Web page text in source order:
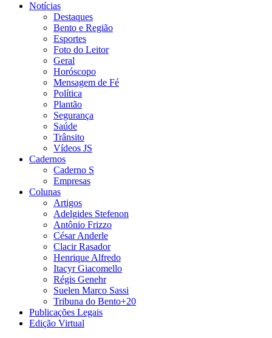
Notícias
Destaques
Bento e Região
Esportes
Foto do Leitor
Geral
Horóscopo
Mensagem de Fé
Política
Plantão
Segurança
Saúde
Trânsito
Vídeos JS
Cadernos
Caderno S
Empresas
Colunas
Artigos
Adelgides Stefenon
Antônio Frizzo
César Anderle
Clacir Rasador
Henrique Alfredo
Itacyr Giacomello
Régis Genehr
Suelen Marco Sassi
Tribuna do Bento+20
Publicações Legais
Edição Virtual